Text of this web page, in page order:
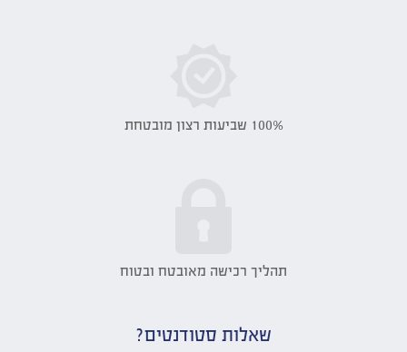
100% שביעות רצון מובטחת
תהליך רכישה מאובטח ובטוח
שאלות סטודנטים?​